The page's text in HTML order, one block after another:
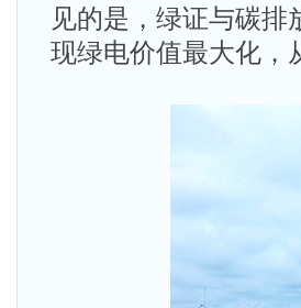
见的是，绿证与碳
现绿电价值最大化，